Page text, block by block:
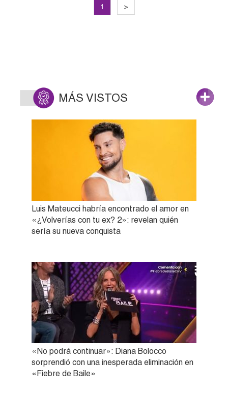
1 >
MÁS VISTOS
Luis Mateucci habría encontrado el amor en
«¿Volverías con tu ex? 2»: revelan quién
sería su nueva conquista
«No podrá continuar»: Diana Bolocco
sorprendió con una inesperada eliminación en
«Fiebre de Baile»